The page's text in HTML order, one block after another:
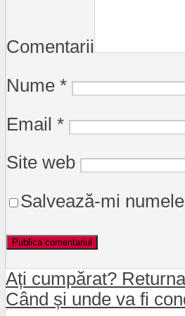
Comentarii
Nume *
Email *
Site web
Salvează-mi
Ați cumpărat?
Când și unde va fi